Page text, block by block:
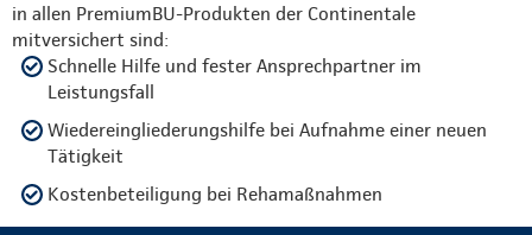
in allen PremiumBU-Produkten der Continentale
mitversichert sind:
Schnelle Hilfe und fester Ansprechpartner im
Leistungsfall
Wiedereingliederungshilfe bei Aufnahme einer neuen
Tätigkeit
Kostenbeteiligung bei Rehamaßnahmen